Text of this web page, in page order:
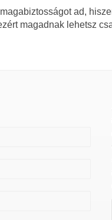
ad,
magadnak lehetsz